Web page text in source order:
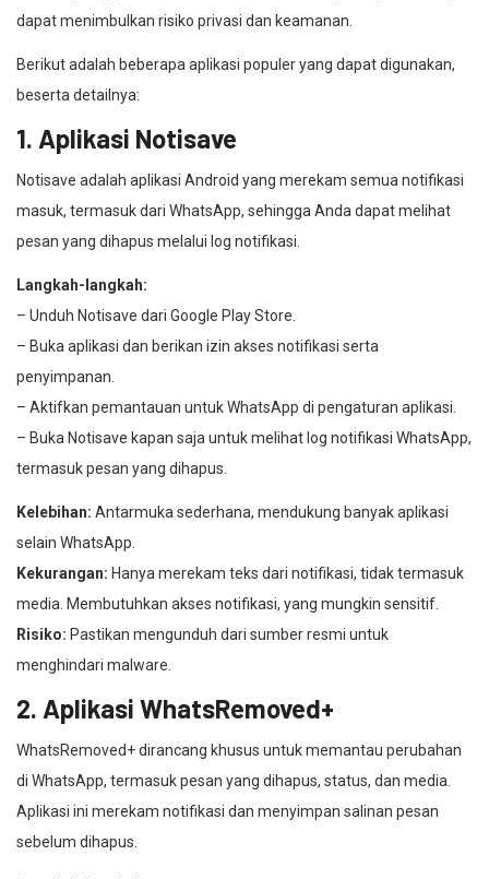
dapat menimbulkan risiko privasi dan keamanan.
Berikut adalah beberapa aplikasi populer yang dapat digunakan,
beserta detailnya:
1. Aplikasi Notisave
Notisave adalah aplikasi Android yang merekam semua notifikasi
masuk, termasuk dari WhatsApp, sehingga Anda dapat melihat
pesan yang dihapus melalui log notifikasi.
Langkah-langkah:
– Unduh Notisave dari Google Play Store.
– Buka aplikasi dan berikan izin akses notifikasi serta
penyimpanan.
– Aktifkan pemantauan untuk WhatsApp di pengaturan aplikasi.
– Buka Notisave kapan saja untuk melihat log notifikasi WhatsApp,
termasuk pesan yang dihapus.
Kelebihan: Antarmuka sederhana, mendukung banyak aplikasi
selain WhatsApp.
Kekurangan: Hanya merekam teks dari notifikasi, tidak termasuk
media. Membutuhkan akses notifikasi, yang mungkin sensitif.
Risiko: Pastikan mengunduh dari sumber resmi untuk
menghindari malware.
2. Aplikasi WhatsRemoved+
WhatsRemoved+ dirancang khusus untuk memantau perubahan
di WhatsApp, termasuk pesan yang dihapus, status, dan media.
Aplikasi ini merekam notifikasi dan menyimpan salinan pesan
sebelum dihapus.